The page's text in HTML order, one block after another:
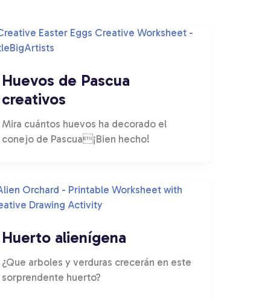
Huevos de Pascua
creativos
Mira cuántos huevos ha decorado el
conejo de Pascua¡Bien hecho!
Huerto alienígena
¿Que arboles y verduras crecerán en este
sorprendente huerto?